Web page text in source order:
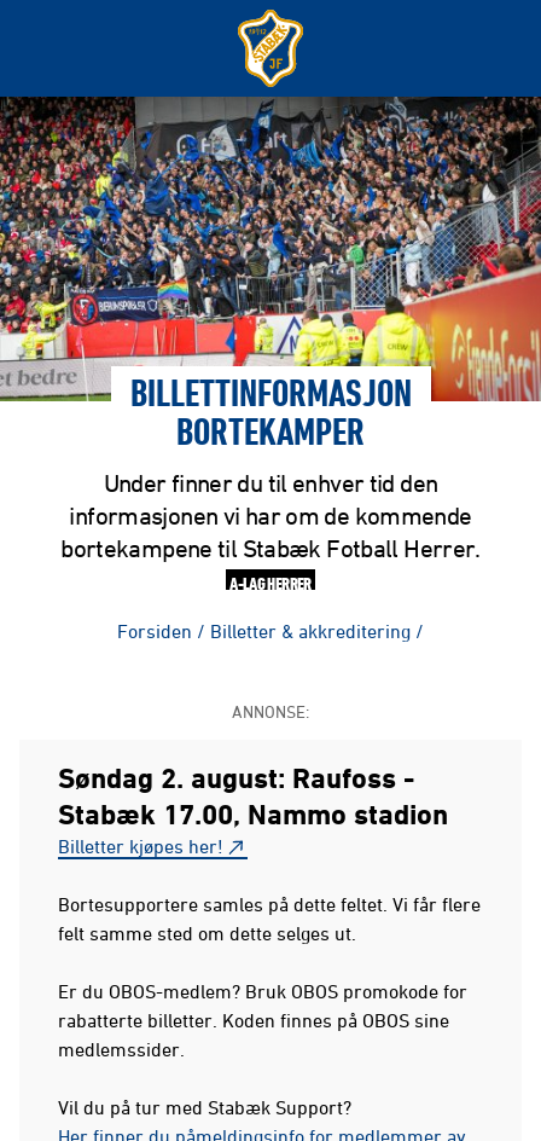
BILLETTINFORMASJON
BORTEKAMPER
Under finner du til enhver tid den
informasjonen vi har om de kommende
bortekampene til Stabæk Fotball Herrer.
A-LAG HERRER
Forsiden / Billetter & akkreditering /
ANNONSE:
Søndag 2. august: Raufoss -
Stabæk 17.00, Nammo stadion
Billetter kjøpes her!
Bortesupportere samles på dette feltet. Vi får flere
felt samme sted om dette selges ut.
Er du OBOS-medlem? Bruk OBOS promokode for
rabatterte billetter. Koden finnes på OBOS sine
medlemssider.
Vil du på tur med Stabæk Support?
Her finner du påmeldingsinfo for medlemmer av